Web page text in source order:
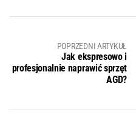
POPRZEDNI ARTYKUŁ
Jak ekspresowo i
profesjonalnie naprawić sprzęt
AGD?